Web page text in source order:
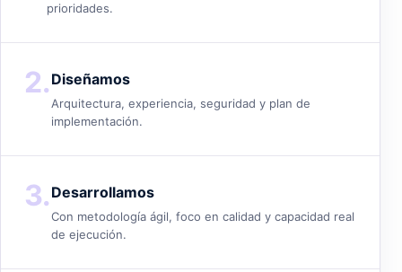
prioridades.
2. Diseñamos
Arquitectura, experiencia, seguridad y plan de
implementación.
3. Desarrollamos
Con metodología ágil, foco en calidad y capacidad real
de ejecución.